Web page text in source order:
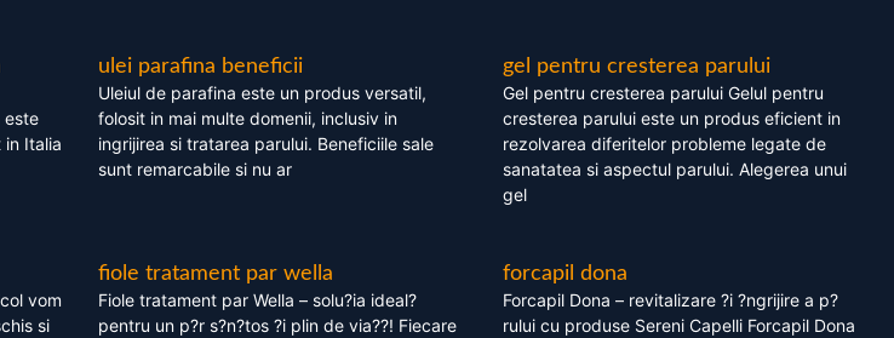
este
Italia
ulei parafina beneficii
Uleiul de parafina este un produs versatil,
folosit in mai multe domenii, inclusiv in
ingrijirea si tratarea parului. Beneficiile sale
sunt remarcabile si nu ar
gel pentru cresterea parului
Gel pentru cresterea parului Gelul pentru
cresterea parului este un produs eficient in
rezolvarea diferitelor probleme legate de
sanatatea si aspectul parului. Alegerea unui
gel
vom
si
fiole tratament par wella
Fiole tratament par Wella – solu?ia ideal?
pentru un p?r s?n?tos ?i plin de via??! Fiecare
forcapil dona
Forcapil Dona – revitalizare ?i ?ngrijire a p?
rului cu produse Sereni Capelli Forcapil Dona